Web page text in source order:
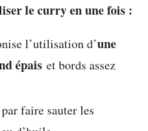
le curry en une fois :
l’utilisation d’une
épais et bords assez
faire sauter les